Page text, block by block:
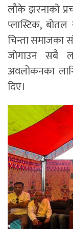
लौके झरनाको
प्लास्टिक, बोतल
चिन्ता समाजका
जोगाउन सबै
अवलोकनका
दिए।